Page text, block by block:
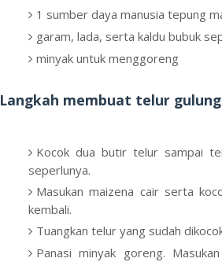
1 sumber daya manusia tepung
garam, lada, serta kaldu bubuk
minyak untuk menggoreng
Langkah membuat telur
Kocok dua butir telur sampai
seperlunya.
Masukan maizena cair serta
kembali.
Tuangkan telur yang sudah
Panasi minyak goreng.